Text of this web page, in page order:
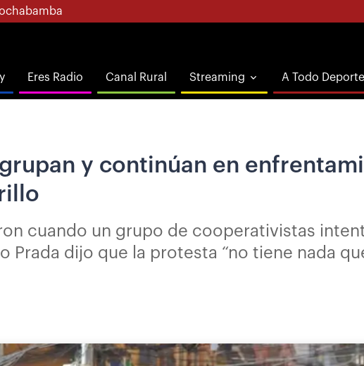
Eres Radio Canal Rural Streaming A Todo Deporte
y continúan en
cuando un grupo de cooperativistas
Prada dijo que la protesta “no tiene nada